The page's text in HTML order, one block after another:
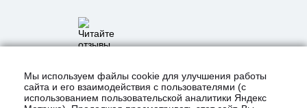
Мы используем файлы cookie для улучшения работы
сайта и его взаимодействия с пользователями (с
использованием пользовательской аналитики Яндекс